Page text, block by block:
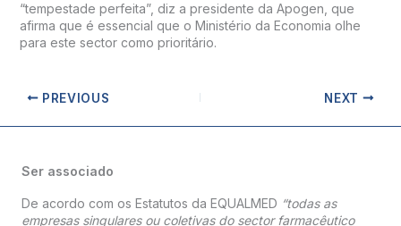
“tempestade perfeita”, diz a presidente da Apogen, que
afirma que é essencial que o Ministério da Economia olhe
para este sector como prioritário.
PREVIOUS NEXT
Ser associado
De acordo com os Estatutos da EQUALMED “todas as
empresas singulares ou coletivas do sector farmacêutico